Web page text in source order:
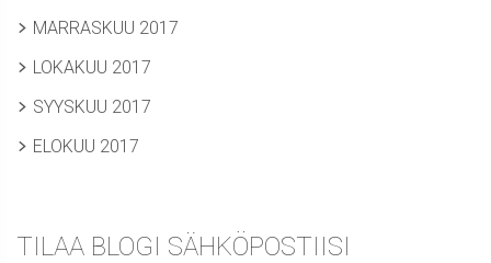
MARRASKUU 2017
LOKAKUU 2017
SYYSKUU 2017
ELOKUU 2017
TILAA BLOGI SÄHKÖPOSTIISI